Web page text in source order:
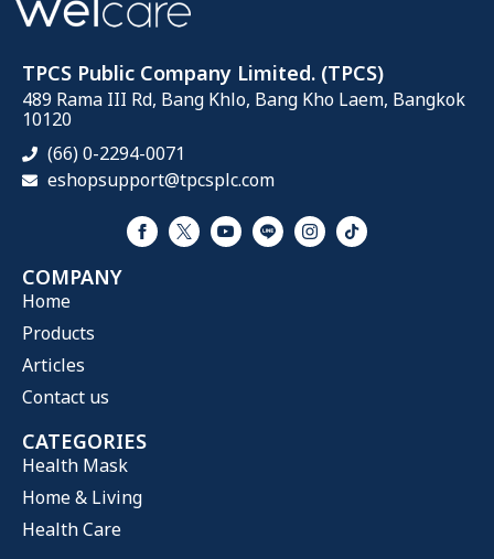
TPCS Public Company Limited. (TPCS)
489 Rama III Rd, Bang Khlo, Bang Kho Laem, Bangkok
10120
(66) 0-2294-0071
eshopsupport@tpcsplc.com
COMPANY
Home
Products
Articles
Contact us
CATEGORIES
Health Mask
Home & Living
Health Care